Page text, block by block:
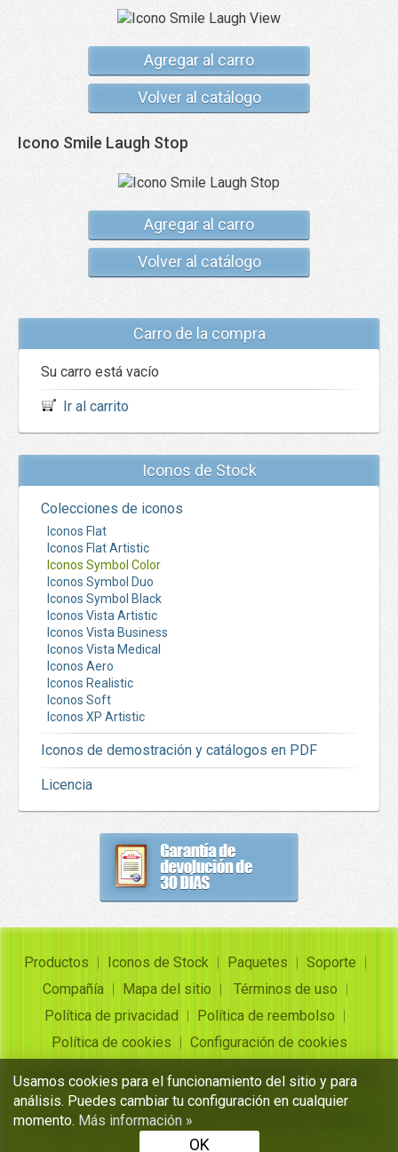
Agregar al carro
Volver al catálogo
Icono Smile Laugh Stop
Agregar al carro
Volver al catálogo
Carro de la compra
Su carro está vacío
Ir al carrito
Iconos de Stock
Colecciones de iconos
Iconos Flat
Iconos Flat Artistic
Iconos Symbol Color
Iconos Symbol Duo
Iconos Symbol Black
Iconos Vista Artistic
Iconos Vista Business
Iconos Vista Medical
Iconos Aero
Iconos Realistic
Iconos Soft
Iconos XP Artistic
Iconos de demostración y catálogos en PDF
Licencia
Productos Iconos de Stock Paquetes
Soporte
Compañía
Mapa del sitio
Términos de uso
Política de privacidad
Política de reembolso
Política de cookies
Configuración de cookies
Copyright ©Insofta Development 2004-2026. Todos los
derechos reservados
Conjuntos de iconos gratuitos, convertidor de imagen a
icono
Usamos cookies para el funcionamiento del sitio y para
análisis. Puedes cambiar tu configuración en cualquier
momento. Más información »
OK